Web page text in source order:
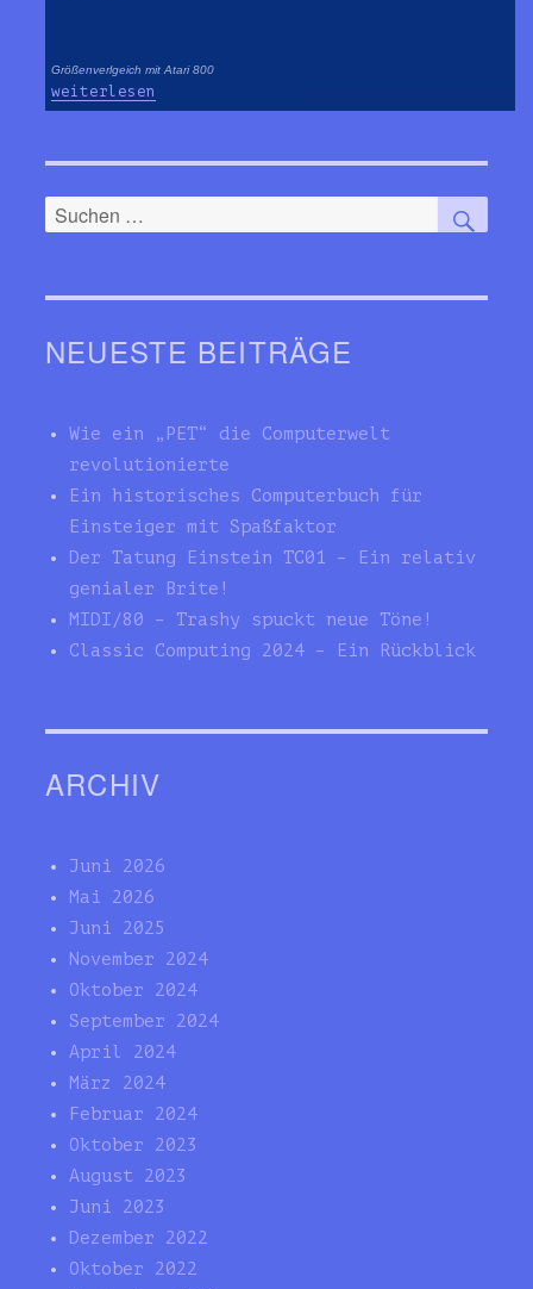
Größenverlgeich mit Atari 800
„Der Tastatur-Dschungel des ZX Spectrum“
weiterlesen
Suchen
NEUESTE BEITRÄGE
Wie ein „PET“ die Computerwelt
revolutionierte
Ein historisches Computerbuch für
Einsteiger mit Spaßfaktor
Der Tatung Einstein TC01 – Ein relativ
genialer Brite!
MIDI/80 – Trashy spuckt neue Töne!
Classic Computing 2024 – Ein Rückblick
ARCHIV
Juni 2026
Mai 2026
Juni 2025
November 2024
Oktober 2024
September 2024
April 2024
März 2024
Februar 2024
Oktober 2023
August 2023
Juni 2023
Dezember 2022
Oktober 2022